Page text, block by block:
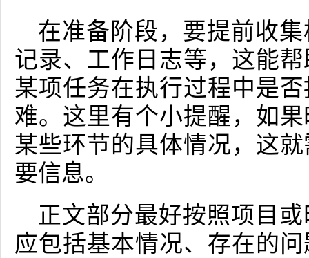
在准备阶段，要提前收
记录、工作日志等，这能
某项任务在执行过程中是
难。这里有个小提醒，如
某些环节的具体情况，这
要信息。
正文部分最好按照项目
应包括基本情况、存在的